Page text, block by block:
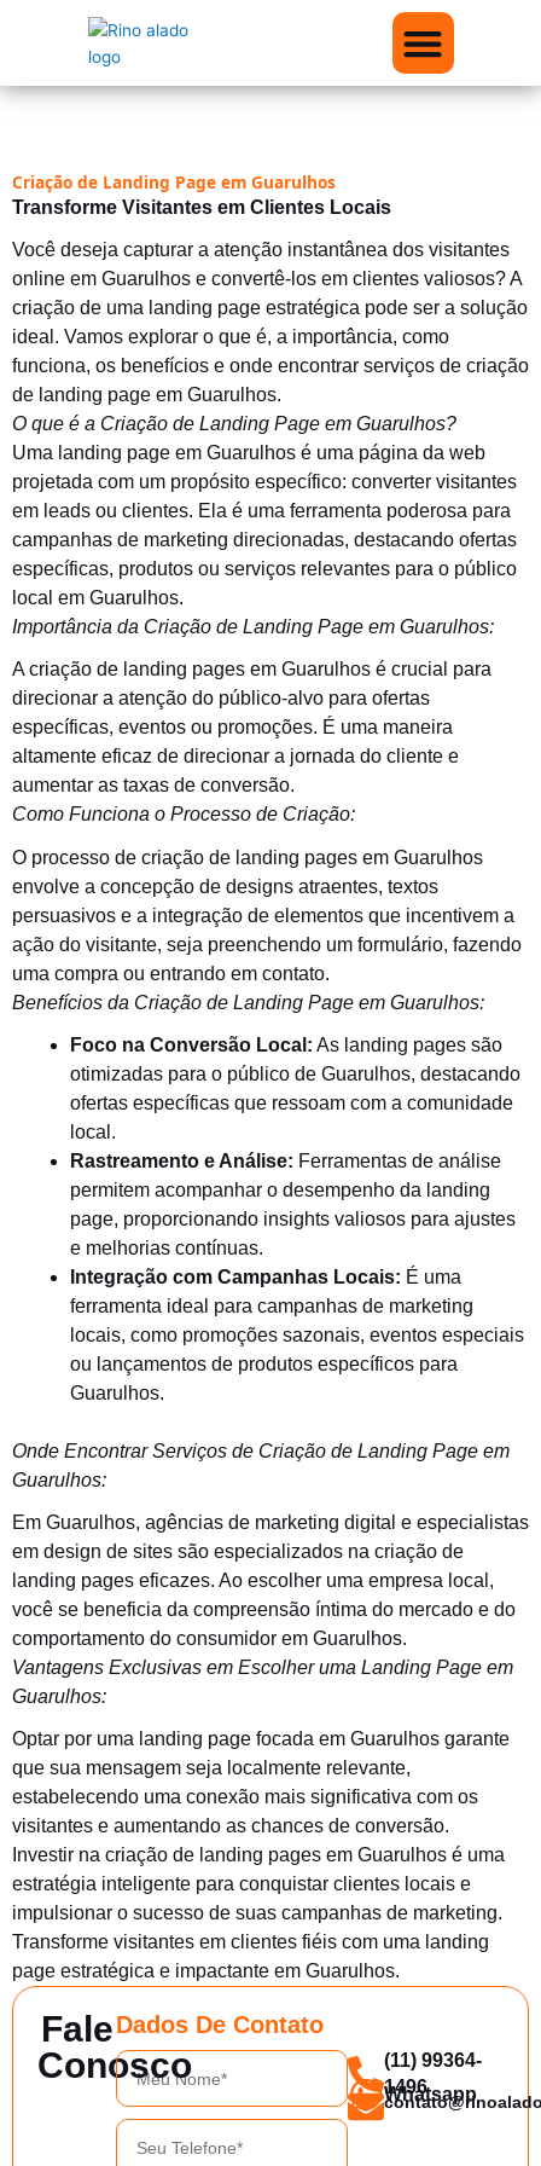
conteúdo
Criação de Landing Page em Guarulhos
Transforme Visitantes em Clientes Locais
Você deseja capturar a atenção instantânea dos visitantes
online em Guarulhos e convertê-los em clientes valiosos? A
criação de uma landing page estratégica pode ser a solução
ideal. Vamos explorar o que é, a importância, como
funciona, os benefícios e onde encontrar serviços de criação
de landing page em Guarulhos.
O que é a Criação de Landing Page em Guarulhos?
Uma landing page em Guarulhos é uma página da web
projetada com um propósito específico: converter visitantes
em leads ou clientes. Ela é uma ferramenta poderosa para
campanhas de marketing direcionadas, destacando ofertas
específicas, produtos ou serviços relevantes para o público
local em Guarulhos.
Importância da Criação de Landing Page em Guarulhos:
A criação de landing pages em Guarulhos é crucial para
direcionar a atenção do público-alvo para ofertas
específicas, eventos ou promoções. É uma maneira
altamente eficaz de direcionar a jornada do cliente e
aumentar as taxas de conversão.
Como Funciona o Processo de Criação:
O processo de criação de landing pages em Guarulhos
envolve a concepção de designs atraentes, textos
persuasivos e a integração de elementos que incentivem a
ação do visitante, seja preenchendo um formulário, fazendo
uma compra ou entrando em contato.
Benefícios da Criação de Landing Page em Guarulhos:
Foco na Conversão Local: As landing pages são
otimizadas para o público de Guarulhos, destacando
ofertas específicas que ressoam com a comunidade
local.
Rastreamento e Análise: Ferramentas de análise
permitem acompanhar o desempenho da landing
page, proporcionando insights valiosos para ajustes
e melhorias contínuas.
Integração com Campanhas Locais: É uma
ferramenta ideal para campanhas de marketing
locais, como promoções sazonais, eventos especiais
ou lançamentos de produtos específicos para
Guarulhos.
Onde Encontrar Serviços de Criação de Landing Page em
Guarulhos:
Em Guarulhos, agências de marketing digital e especialistas
em design de sites são especializados na criação de
landing pages eficazes. Ao escolher uma empresa local,
você se beneficia da compreensão íntima do mercado e do
comportamento do consumidor em Guarulhos.
Vantagens Exclusivas em Escolher uma Landing Page em
Guarulhos:
Optar por uma landing page focada em Guarulhos garante
que sua mensagem seja localmente relevante,
estabelecendo uma conexão mais significativa com os
visitantes e aumentando as chances de conversão.
Investir na criação de landing pages em Guarulhos é uma
estratégia inteligente para conquistar clientes locais e
impulsionar o sucesso de suas campanhas de marketing.
Transforme visitantes em clientes fiéis com uma landing
page estratégica e impactante em Guarulhos.
Fale
Conosco
Dados De Contato
Nome*
Telefone
(11) 99364-
1496
Whatsapp